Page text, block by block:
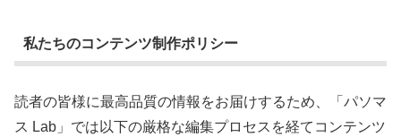
私たちのコンテンツ制作ポリシー
読者の皆様に最高品質の情報をお届けするため、「パソマ
ス Lab」では以下の厳格な編集プロセスを経てコンテンツ